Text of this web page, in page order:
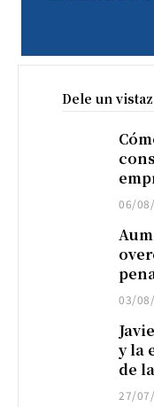
Dele un
06/
03/
y la
de
27/